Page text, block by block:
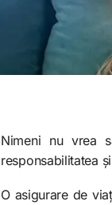
Nimeni nu vrea
responsabilitatea
O asigurare de